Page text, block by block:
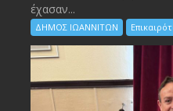
έχασαν...
ΔΗΜΟΣ ΙΩΑΝΝΙΤΩΝ